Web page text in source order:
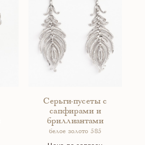
Серьги-пусеты с
сапфирами и
бриллиантами
белое золото 585